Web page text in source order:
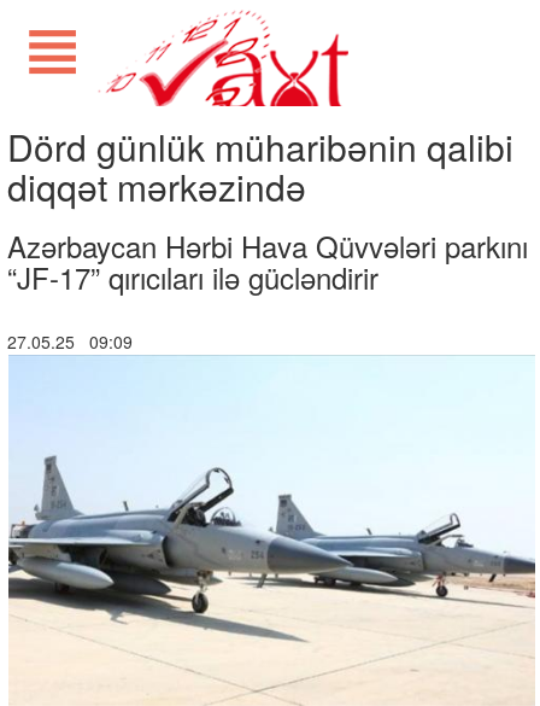
Dörd günlük müharibənin qalibi
diqqət mərkəzində
Azərbaycan Hərbi Hava Qüvvələri parkını
“JF-17” qırıcıları ilə gücləndirir
27.05.25 09:09